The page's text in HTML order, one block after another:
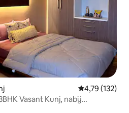
Gemiddelde
4,79 (132)
Vasant Kunj, nabij